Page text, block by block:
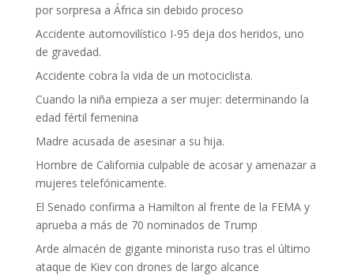
por sorpresa a África sin debido proceso
Accidente automovilístico I-95 deja dos heridos, uno
de gravedad.
Accidente cobra la vida de un motociclista.
Cuando la niña empieza a ser mujer: determinando la
edad fértil femenina
Madre acusada de asesinar a su hija.
Hombre de California culpable de acosar y amenazar a
mujeres telefónicamente.
El Senado confirma a Hamilton al frente de la FEMA y
aprueba a más de 70 nominados de Trump
Arde almacén de gigante minorista ruso tras el último
ataque de Kiev con drones de largo alcance